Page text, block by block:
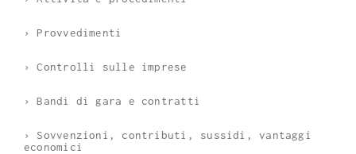
› Provvedimenti
› Controlli sulle imprese
› Bandi di gara e contratti
› Sovvenzioni, contributi, sussidi, vantaggi
economici